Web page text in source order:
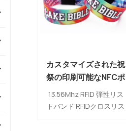
カスタマイズされた祝
祭の印刷可能なNFCポ
リエステル ストレッチ
13.56Mhz RFIDの伸縮
13.56Mhz RFID 弾性リス
トバンド RFIDクロスリス